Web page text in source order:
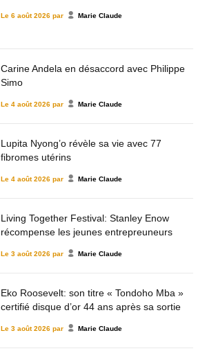
Le 6 août 2026 par Marie Claude
Carine Andela en désaccord avec Philippe
Simo
Le 4 août 2026 par Marie Claude
Lupita Nyong’o révèle sa vie avec 77
fibromes utérins
Le 4 août 2026 par Marie Claude
Living Together Festival: Stanley Enow
récompense les jeunes entrepreuneurs
Le 3 août 2026 par Marie Claude
Eko Roosevelt: son titre « Tondoho Mba »
certifié disque d’or 44 ans après sa sortie
Le 3 août 2026 par Marie Claude